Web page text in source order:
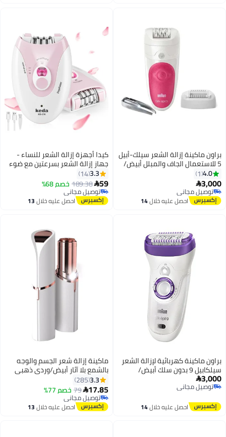
براون ماكينة إزالة الشعر سيلك-أبيل
5 للاستعمال الجاف والمبلل أبيض/
وردي
4.0
1
3,000
توصيل مجاني
توصيل مجانياحصل عليه خلال14
اغسطس
كيدا أجهزة إزالة الشعر للنساء -
جهاز إزالة الشعر بسرعتين مع ضوء
LED - إزالة الشعر القابلة لإعادة
الشحن لمنطقة البيكيني والوجه
والذراعين والساقين وتحت الإبط
3.3
14
59
189.38خصم 68%توصيل مجاني
تم بيع +20 مؤخرًا
توصيل مجانياحصل عليه خلال13
اغسطس
براون ماكينة كهربائية لإزالة الشعر
سيلكابيل 9 بدون سلك أبيض/
أرجواني3,000
توصيل مجاني
احصل عليه خلال14
ماكينة إزالة شعر الجسم والوجه
بالشمع بلا آثار أبيض/وردي ذهبي
3.3
285
17.85
79 خصم 77%
توصيل مجاني
توصيل مجانياحصل عليه خلال13